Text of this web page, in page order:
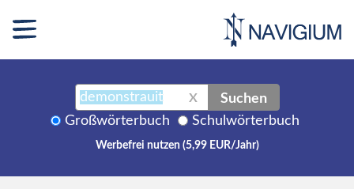
X Suchen
Großwörterbuch Schulwörterbuch
Werbefrei nutzen (5,99 EUR/Jahr)